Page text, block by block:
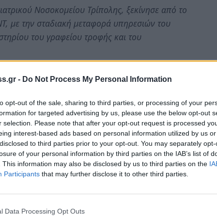
- Do Not Process My Personal Information
opt-out of the sale, sharing to third parties, or processing of your
for targeted advertising by us, please use the below opt-out
selection. Please note that after your opt-out request is processed
interest-based ads based on personal information utilized by us
to third parties prior to your opt-out. You may separately
of your personal information by third parties on the IAB’s list of
This information may also be disclosed by us to third parties on the
Participants that may further disclose it to other third parties.
Data Processing Opt Outs
Νοσοκομείου Τρίπολης, ξεκίνησε από το
με την σταδιακή μεταφορά υπηρεσιών του
του γραφείου τροφής και του
στο Γενικό Νοσοκομείο, αλλά και
της Τομεάρχου Νοσηλευτικής Υπηρεσίας
το νόμο 4052/2012.
απαξιώθηκε η λειτουργία των κλινικών
ως τμήματα ενδιάμεσης νοσηλείας που
νεοχρονίων ασθενών. Αποτέλεσμα αυτού
με όλα τα περιστατικά (εκούσιες και
κλίνες (ράντζα), παρόλο που έμεναν κενές οι
την ολιγωρία του Υπουργείου Υγείας
δεν προχώρησε σε κανένα διορισμό,
με αποτέλεσμα οι 3 ειδικευμένοι